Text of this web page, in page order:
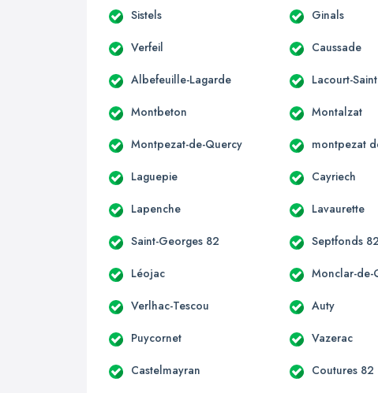
Sistels Ginals
Verfeil Caussade
Albefeuille-Lagarde Lacourt-
Montbeton Montalzat
Montpezat-de-Quercy montpezat
Laguepie Cayriech
Lapenche Lavaurette
Saint-Georges 82 Septfonds 82
Léojac Monclar-de-
Verlhac-Tescou Auty
Puycornet Vazerac
Castelmayran Coutures 82